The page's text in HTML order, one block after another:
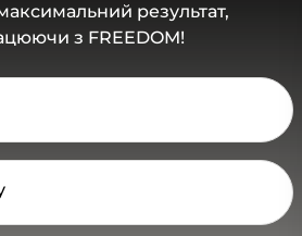
результат,
з FREEDOM!